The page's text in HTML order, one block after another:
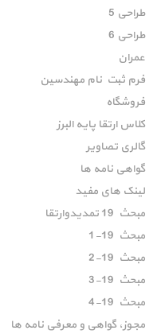
طراحی 5
طراحی 6
عمران
فرم ثبت نام مهندسین
فروشگاه
کلاس ارتقا پایه البرز
گالری تصاویر
گواهی نامه ها
لینک های مفید
مبحث 19 تمدیدوارتقا
مبحث 19-1
مبحث 19-2
مبحث 19-3
مبحث 19-4
مجوز، گواهی و معرفی نامه ها